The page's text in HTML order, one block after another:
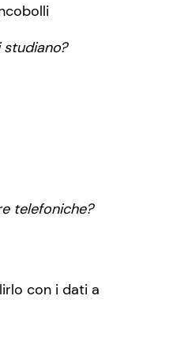
studiano?
telefoniche?
con i dati a